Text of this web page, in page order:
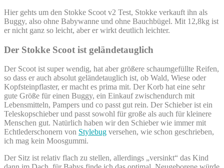
Hier gehts um den Stokke Scoot v2 Test, Stokke verkauft ihn als
Buggy, also ohne Babywanne und ohne Bauchbügel. Mit 12,8kg ist
er nicht ganz so leicht, aber er wirkt deutlich leichter.
Der Stokke Scoot ist geländetauglich
Der Scoot ist super wendig, hat aber größere schaumgefüllte Reifen,
so dass er auch absolut geländetauglich ist, ob Wald, Wiese oder
Kopfsteinpflaster, er macht es prima mit. Der Korb hat eine sehr
gute Größe für einen Buggy, ein Einkauf zwischendurch mit
Lebensmitteln, Pampers und co passt gut rein. Der Schieber ist ein
Teleskopschieber und passt sowohl für große als auch für kleinere
Menschen gut. Natürlich haben wir den Schieber wie immer mit
Echtlederschonern von Stylebug versehen, wie schon geschrieben,
ich mag kein Moosgummi.
Der Sitz ist relativ flach zu stellen, allerdings „versinkt“ das Kind